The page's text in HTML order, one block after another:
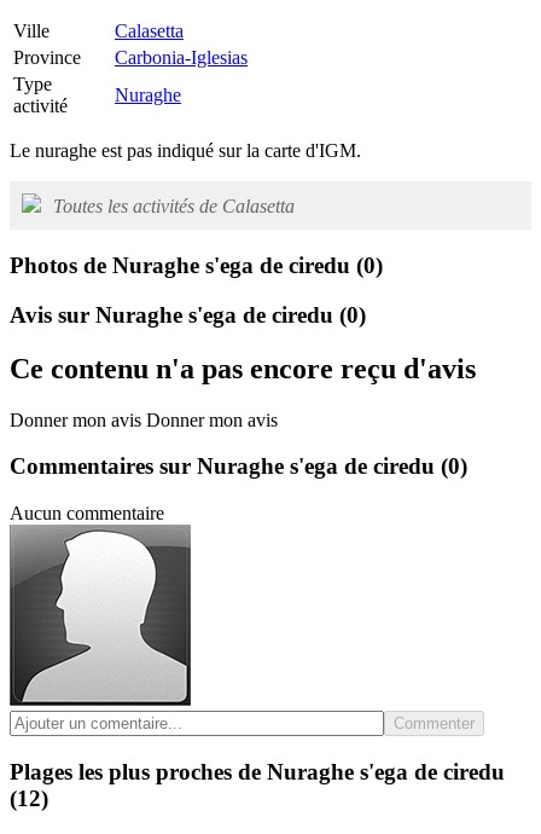
Ville
Calasetta
Province
Carbonia-Iglesias
Type
activité
Nuraghe
Le nuraghe est pas indiqué sur la carte d'IGM.
Toutes les activités de Calasetta
Photos de Nuraghe s'ega de ciredu (0)
Avis sur Nuraghe s'ega de ciredu (0)
Ce contenu n'a pas encore reçu d'avis
Donner mon avis Donner mon avis
Commentaires sur Nuraghe s'ega de ciredu (0)
Aucun commentaire
Commenter
Plages les plus proches de Nuraghe s'ega de ciredu
(12)